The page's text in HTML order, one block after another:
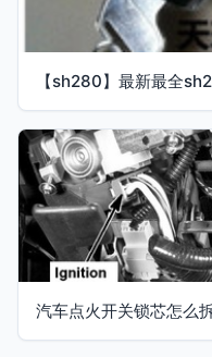
【sh280】最新最全
汽车点火开关锁芯怎么